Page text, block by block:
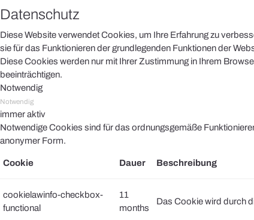
Datenschutz
Diese Website verwendet Cookies, um Ihre Erfahrung zu
sie für das Funktionieren der grundlegenden Funktionen der
Diese Cookies werden nur mit Ihrer Zustimmung in Ihrem
beeinträchtigen.
Notwendig
Notwendig
immer aktiv
Notwendige Cookies sind für das ordnungsgemäße
anonymer Form.
Cookie Dauer Beschreibung
cookielawinfo-checkbox-
functional
11
months
Das Cookie wird durch